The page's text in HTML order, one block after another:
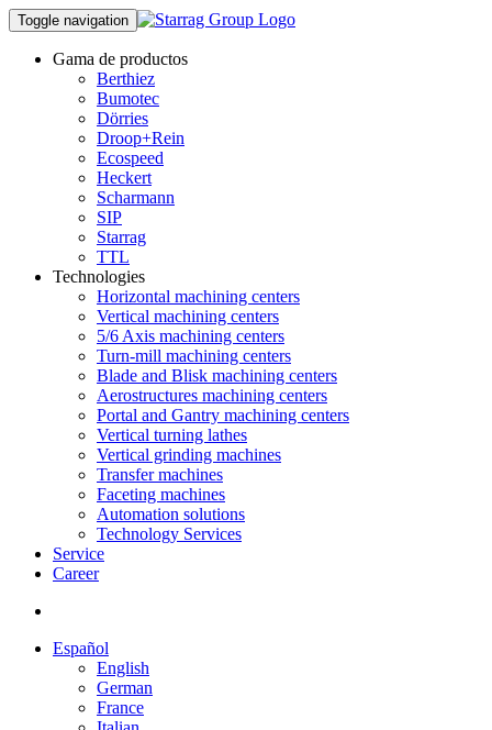
Toggle navigation
Gama de productos
Berthiez
Bumotec
Dörries
Droop+Rein
Ecospeed
Heckert
Scharmann
SIP
Starrag
TTL
Technologies
Horizontal machining centers
Vertical machining centers
5/6 Axis machining centers
Turn-mill machining centers
Blade and Blisk machining centers
Aerostructures machining centers
Portal and Gantry machining centers
Vertical turning lathes
Vertical grinding machines
Transfer machines
Faceting machines
Automation solutions
Technology Services
Service
Career
Español
English
German
France